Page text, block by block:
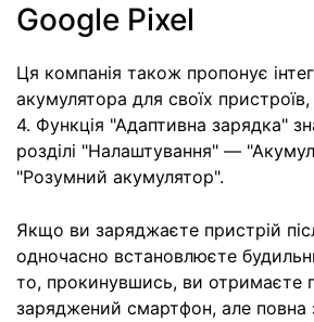
Google Pixel
Ця компанія також пропонує
акумулятора для своїх
4. Функція "Адаптивна зарядка"
розділі "Налаштування" —
"Розумний акумулятор".
Якщо ви заряджаєте пристрій
одночасно встановлюєте
то, прокинувшись, ви отримаєте
заряджений смартфон, але повна